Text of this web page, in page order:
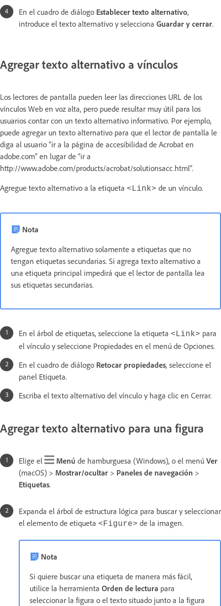
En el cuadro de diálogo Establecer texto alternativo,
introduce el texto alternativo y selecciona Guardar y cerrar.
Agregar texto alternativo a vínculos
Los lectores de pantalla pueden leer las direcciones URL de los
vínculos Web en voz alta, pero puede resultar muy útil para los
usuarios contar con un texto alternativo informativo. Por ejemplo,
puede agregar un texto alternativo para que el lector de pantalla le
diga al usuario “ir a la página de accesibilidad de Acrobat en
adobe.com” en lugar de “ir a
http://www.adobe.com/products/acrobat/solutionsacc.html”.
Agregue texto alternativo a la etiqueta <Link> de un vínculo.
Nota
Agregue texto alternativo solamente a etiquetas que no
tengan etiquetas secundarias. Si agrega texto alternativo a
una etiqueta principal impedirá que el lector de pantalla lea
sus etiquetas secundarias.
En el árbol de etiquetas, seleccione la etiqueta <Link> para
el vínculo y seleccione Propiedades en el menú de Opciones.
En el cuadro de diálogo Retocar propiedades, seleccione el
panel Etiqueta.
Escriba el texto alternativo del vínculo y haga clic en Cerrar.
Agregar texto alternativo para una figura
Elige el Menú de hamburguesa (Windows), o el menú Ver
(macOS) > Mostrar/ocultar > Paneles de navegación >
Etiquetas.
Expanda el árbol de estructura lógica para buscar y seleccionar
el elemento de etiqueta <Figure> de la imagen.
Nota
Si quiere buscar una etiqueta de manera más fácil,
utilice la herramienta Orden de lectura para
seleccionar la figura o el texto situado junto a la figura